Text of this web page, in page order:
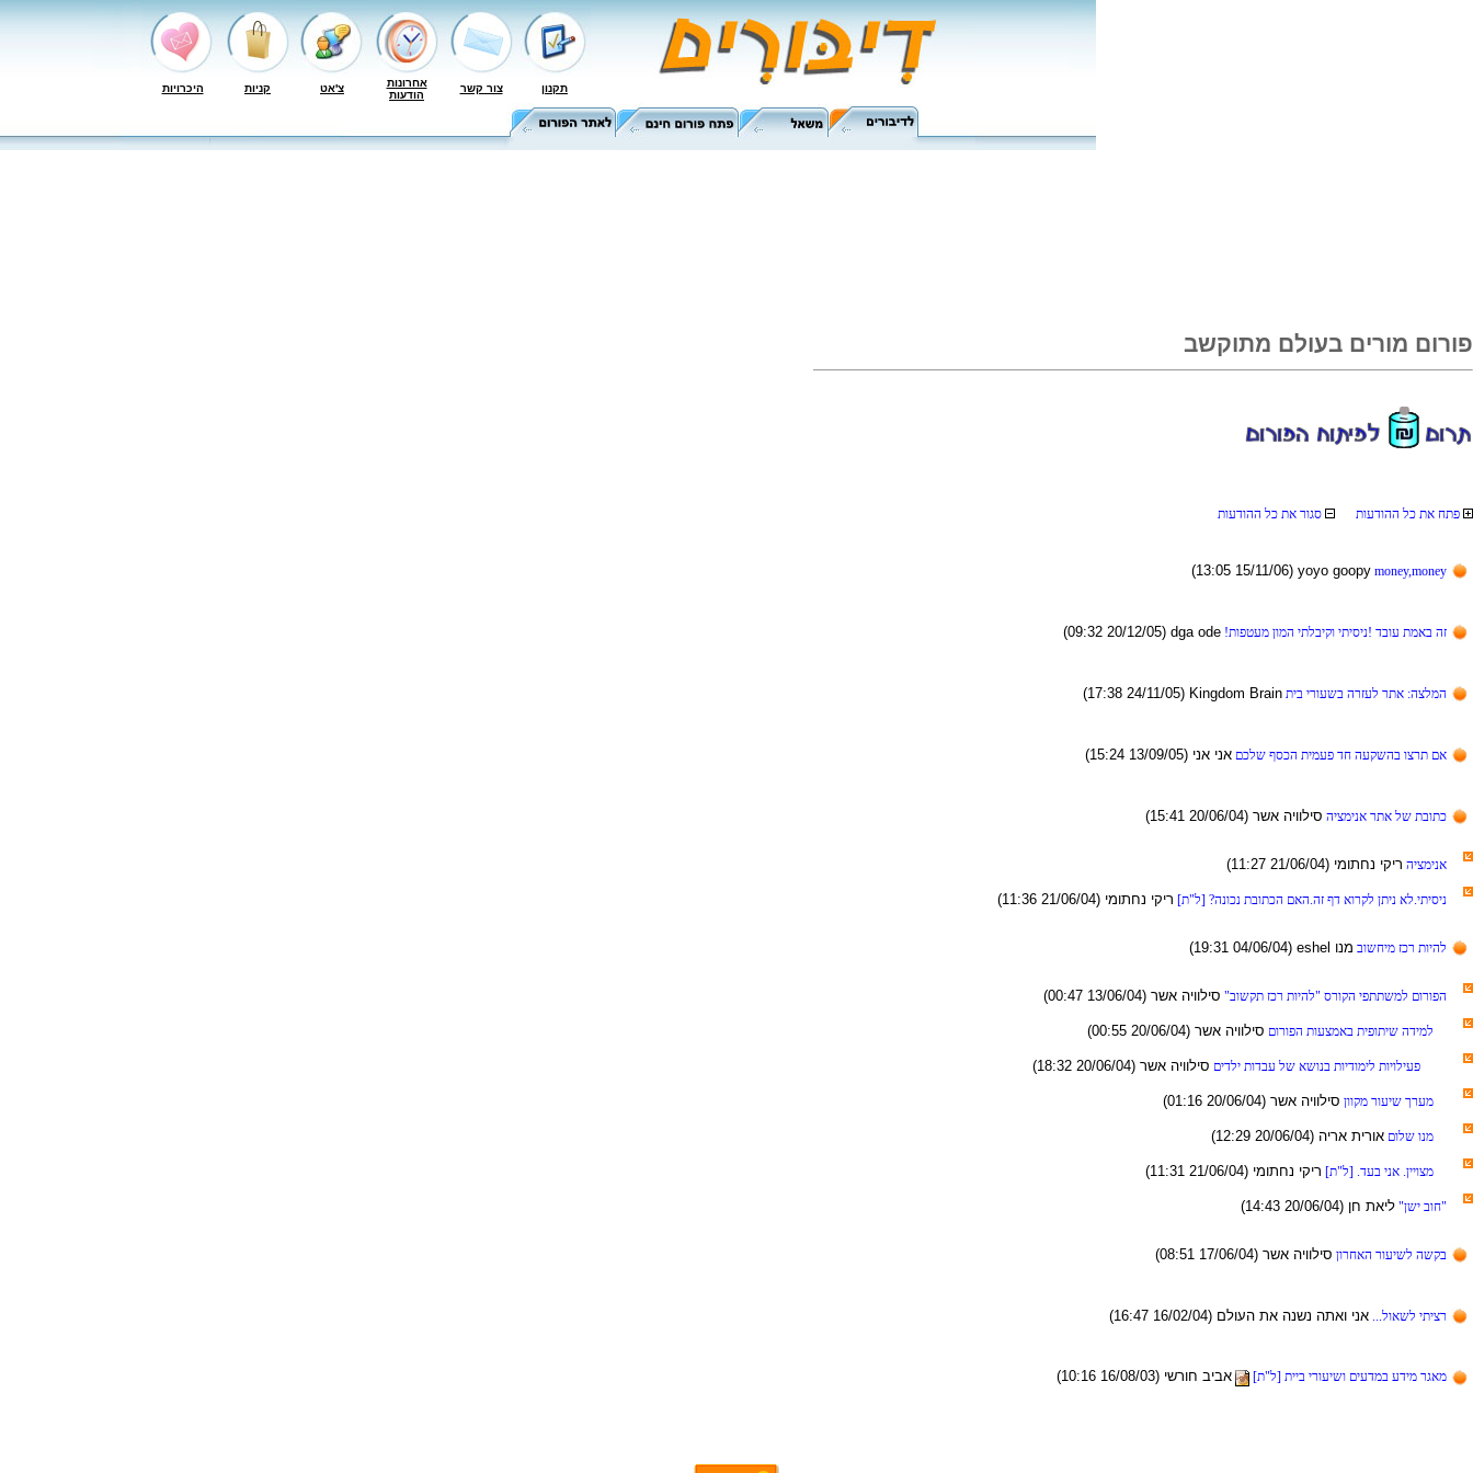
תויורכיה תוינק טא'צ
תונורחא
תועדוה
רשק רוצ ןונקת
בשקותמ םלועב םירומ םורופ
תועדוהה לכ תא רוגס תועדוהה לכ תא חתפ
(13:05 15/11/06) yoyo goopy money,money
(09:32 20/12/05) dga ode !תופטעמ ןומה יתלביקו יתיסינ! דבוע תמאב הז
(17:38 24/11/05) Kingdom Brain תיב ירועשב הרזעל רתא :הצלמה
(15:24 13/09/05) ינא ינא םכלש ףסכה תימעפ דח העקשהב וצרת םא
(15:41 20/06/04) רשא היווליס היצמינא רתא לש תבותכ
(11:27 21/06/04) ימותחנ יקיר היצמינא
(11:36 21/06/04) ימותחנ יקיר [ת"ל] ?הנוכנ תבותכה םאה.הז ףד אורקל ןתינ אל.יתיסינ
(19:31 04/06/04) eshel ונמ בושחימ זכר תויהל
(00:47 13/06/04) רשא היווליס "בושקת זכר תויהל" סרוקה יפתתשמל םורופה
(00:55 20/06/04) רשא היווליס םורופה תועצמאב תיפותיש הדימל
(18:32 20/06/04) רשא היווליס םידלי תודבע לש אשונב תוידומיל תויוליעפ
(01:16 20/06/04) רשא היווליס ןווקמ רועיש ךרעמ
(12:29 20/06/04) הירא תירוא םולש ונמ
(11:31 21/06/04) ימותחנ יקיר [ת"ל] .דעב ינא .ןייוצמ
(14:43 20/06/04) ןח תאיל "ןשי בוח"
(08:51 17/06/04) רשא היווליס ןורחאה רועישל השקב
(16:47 16/02/04) םלועה תא הנשנ התאו ינא ...לואשל יתיצר
(10:16 16/08/03) ישרוח ביבא [ת"ל] תייב ירועישו םיעדמב עדימ רגאמ